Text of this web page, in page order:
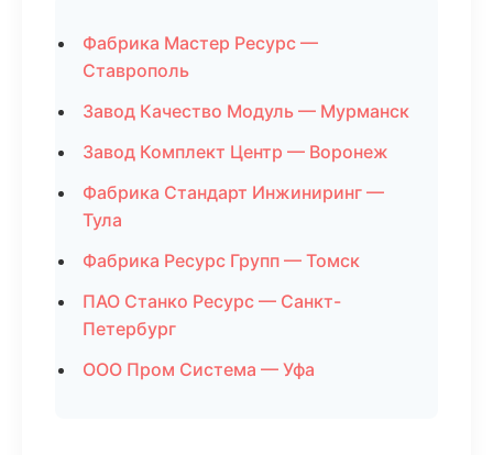
Фабрика Мастер Ресурс —
Ставрополь
Завод Качество Модуль — Мурманск
Завод Комплект Центр — Воронеж
Фабрика Стандарт Инжиниринг —
Тула
Фабрика Ресурс Групп — Томск
ПАО Станко Ресурс — Санкт-
Петербург
ООО Пром Система — Уфа